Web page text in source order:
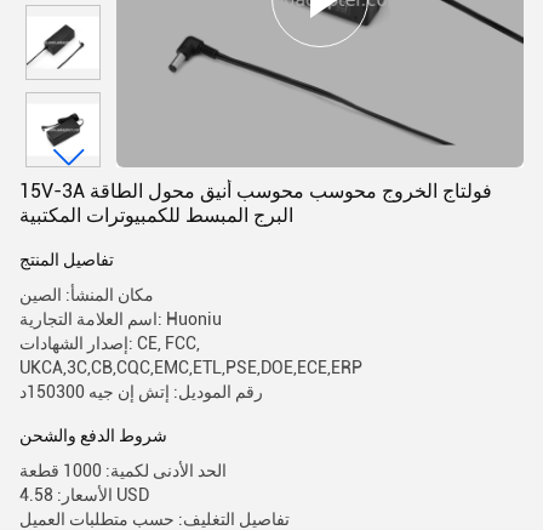
15V-3A فولتاج الخروج محوسب محوسب أنيق محول الطاقة
البرج المبسط للكمبيوترات المكتبية
تفاصيل المنتج
مكان المنشأ: الصين
اسم العلامة التجارية: Huoniu
إصدار الشهادات: CE, FCC,
UKCA,3C,CB,CQC,EMC,ETL,PSE,DOE,ECE,ERP
رقم الموديل: إتش إن جيه 150300د
شروط الدفع والشحن
الحد الأدنى لكمية: 1000 قطعة
الأسعار: 4.58 USD
تفاصيل التغليف: حسب متطلبات العميل